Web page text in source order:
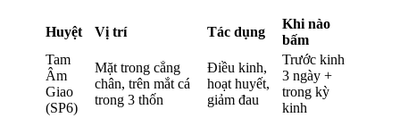
Huyệt Vị trí Tác dụng
Khi nào
bấm
Tam
Âm
Giao
(SP6)
Mặt trong cẳng
chân, trên mắt cá
trong 3 thốn
Điều kinh,
hoạt huyết,
giảm đau
Trước kinh
3 ngày +
trong kỳ
kinh